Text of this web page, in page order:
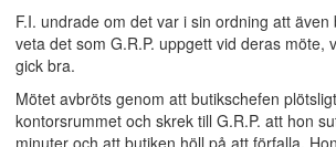
F.I. undrade om det var i sin ordning att även
veta det som G.R.P. uppgett vid deras möte,
gick bra.
Mötet avbröts genom att butikschefen
kontorsrummet och skrek till G.R.P. att hon
minuter och att butiken höll på att förfalla.